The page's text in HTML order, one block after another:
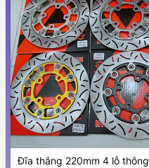
Đĩa thắng 220mm 4 lỗ thông